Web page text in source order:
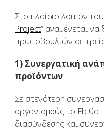
Στο πλαίσιο λοιπόν του
Project” αναμένεται να
πρωτοβουλιών σε
1) Συνεργατική
προϊόντων
Σε στενότερη
οργανισμούς το Fb θα
διασύνδεσης και